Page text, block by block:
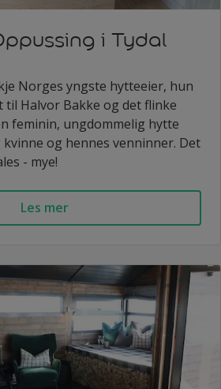
i Tydal
Norges yngste hytteeier, hun
til Halvor Bakke og det flinke
feminin, ungdommelig hytte
og hennes venninner. Det
- mye!
Les mer